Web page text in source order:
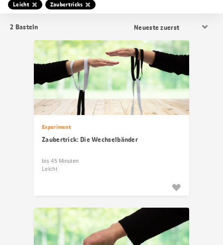
Leicht Zaubertricks
2 Basteln
Sortierung
Experiment
Zaubertrick: Die Wechselbänder
bis 45 Minuten
Leicht